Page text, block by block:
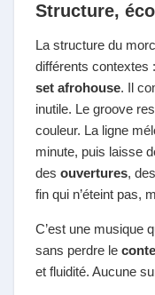
Structure,
La structure du
différents contextes :
set afrohouse. Il
inutile. Le groove
couleur. La ligne
minute, puis laisse
des ouvertures, des
fin qui n’éteint pas,
C’est une musique
sans perdre le
et fluidité. Aucune